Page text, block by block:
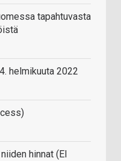
tapahtuvasta
helmikuuta 2022
hinnat (EI